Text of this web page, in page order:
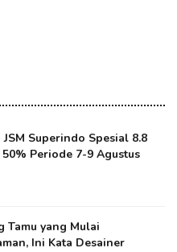
Superindo Spesial 8.8
Periode 7-9 Agustus
Tamu yang Mulai
Ini Kata Desainer